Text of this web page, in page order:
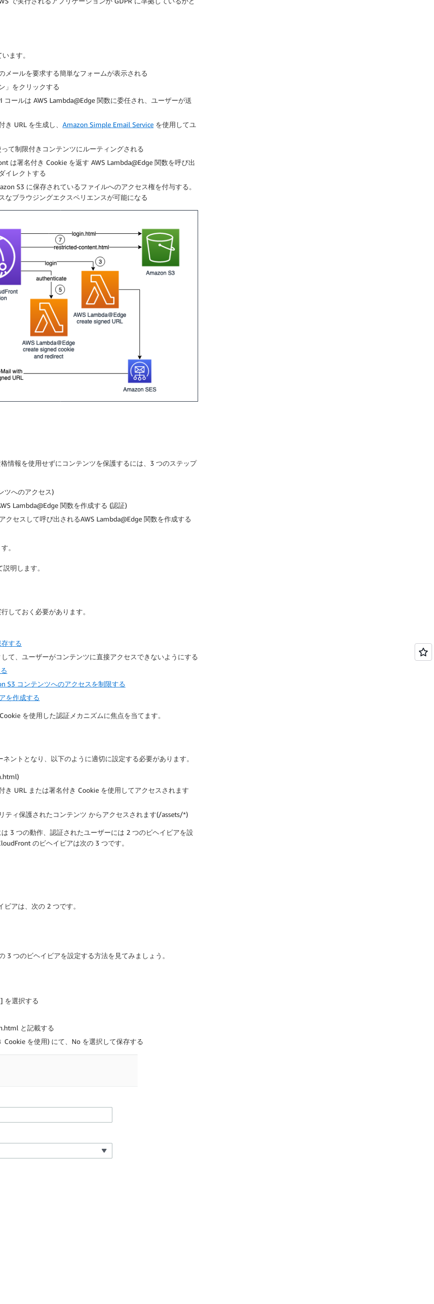
ます。
メールを要求する簡単なフォームが表示される
」をクリックする
ールは AWS Lambda@Edge 関数に委任され、ユーザーが送
URL を生成し、 Amazon Simple Email Service を使用してユ
て制限付きコンテンツにルーティングされる
は署名付き Cookie を返す AWS Lambda@Edge 関数を呼び出
イレクトする
S3 に保存されているファイルへのアクセス権を付与する。
なブラウジングエクスペリエンスが可能になる
情報を使用せずにコンテンツを保護するには、3 つのステップ
ツへのアクセス)
Lambda@Edge 関数を作成する (認証)
セスして呼び出されるAWS Lambda@Edge 関数を作成する
。
明します。
しておく必要があります。
する
て、ユーザーがコンテンツに直接アクセスできないようにする
S3 コンテンツへのアクセスを制限する
を作成する
を使用した認証メカニズムに焦点を当てます。
ントとなり、以下のように適切に設定する必要があります。
URL または署名付き Cookie を使用してアクセスされます
ティ保護されたコンテンツ からアクセスされます(/assets/*)
3 つの動作、認証されたユーザーには 2 つのビヘイビアを設
のビヘイビアは次の 3 つです。
アは、次の 2 つです。
つのビヘイビアを設定する方法を見てみましょう。
を選択する
と記載する
Cookie を使用) にて、No を選択して保存する